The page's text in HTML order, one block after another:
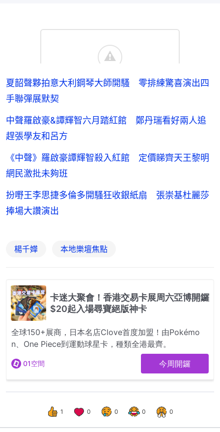
夏韶聲夥拍意大利鋼琴大師開騷 零排練驚喜演出四
手聯彈展默契
中聲羅啟豪&譚輝智六月踏紅館 鄭丹瑞看好兩人追
趕張學友和呂方
《中聲》羅啟豪譚輝智殺入紅館 定價睇齊天王黎明
網民激批未夠班
扮嘢王李思捷多倫多開騷狂收銀紙扇 張崇基杜麗莎
捧場大讚演出
楊千嬅 本地樂壇焦點
1 0 0 0 0